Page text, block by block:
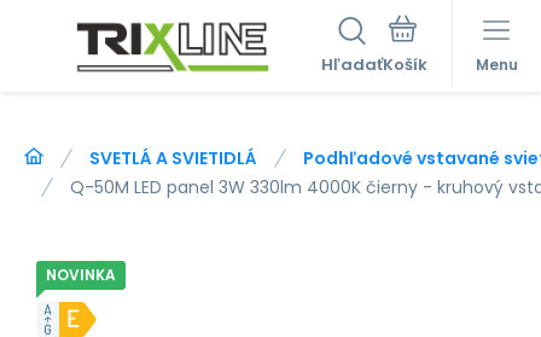
Hľadať Menu
SVETLÁ A SVIETIDLÁ
Podhľadové vstavané
Q-50M LED panel 3W 330lm 4000K čierny - kruhový
NOVINKA